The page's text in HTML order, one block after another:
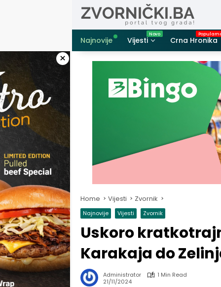
Najnovije
Vijesti Crna Hronika
×
Home Vijesti Zvornik
Najnovije Vijesti Zvornik
Uskoro
Karakaja do
Administrator
1 Min Read
21/11/2024